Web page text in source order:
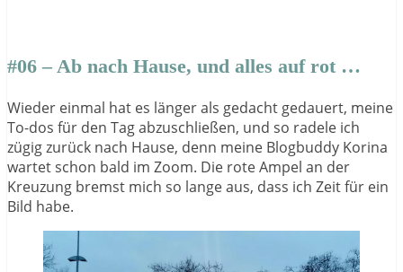
#06 – Ab nach Hause, und alles auf rot …
Wieder einmal hat es länger als gedacht gedauert, meine
To-dos für den Tag abzuschließen, und so radele ich
zügig zurück nach Hause, denn meine Blogbuddy Korina
wartet schon bald im Zoom. Die rote Ampel an der
Kreuzung bremst mich so lange aus, dass ich Zeit für ein
Bild habe.